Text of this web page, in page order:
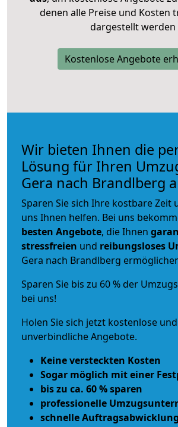
denen alle Preise und Kosten
dargestellt werden
Kostenlose Angebote
Wir bieten Ihnen die
Lösung für Ihren
Gera nach Brandlberg
Sparen Sie sich Ihre kostbare Zeit
uns Ihnen helfen. Bei uns
besten Angebote, die Ihnen
stressfreien und reibungsloses
Gera nach Brandlberg
Sparen Sie bis zu 60 % der
bei uns!
Holen Sie sich jetzt kostenlose und
unverbindliche Angebote.
Keine versteckten Kosten
Sogar möglich mit einer
bis zu ca. 60 % sparen
professionelle
schnelle Auftragsabwicklung